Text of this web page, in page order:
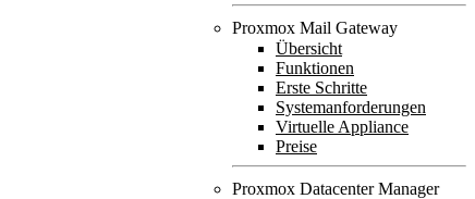
Proxmox Mail Gateway
Übersicht
Funktionen
Erste Schritte
Systemanforderungen
Virtuelle Appliance
Preise
Proxmox Datacenter Manager